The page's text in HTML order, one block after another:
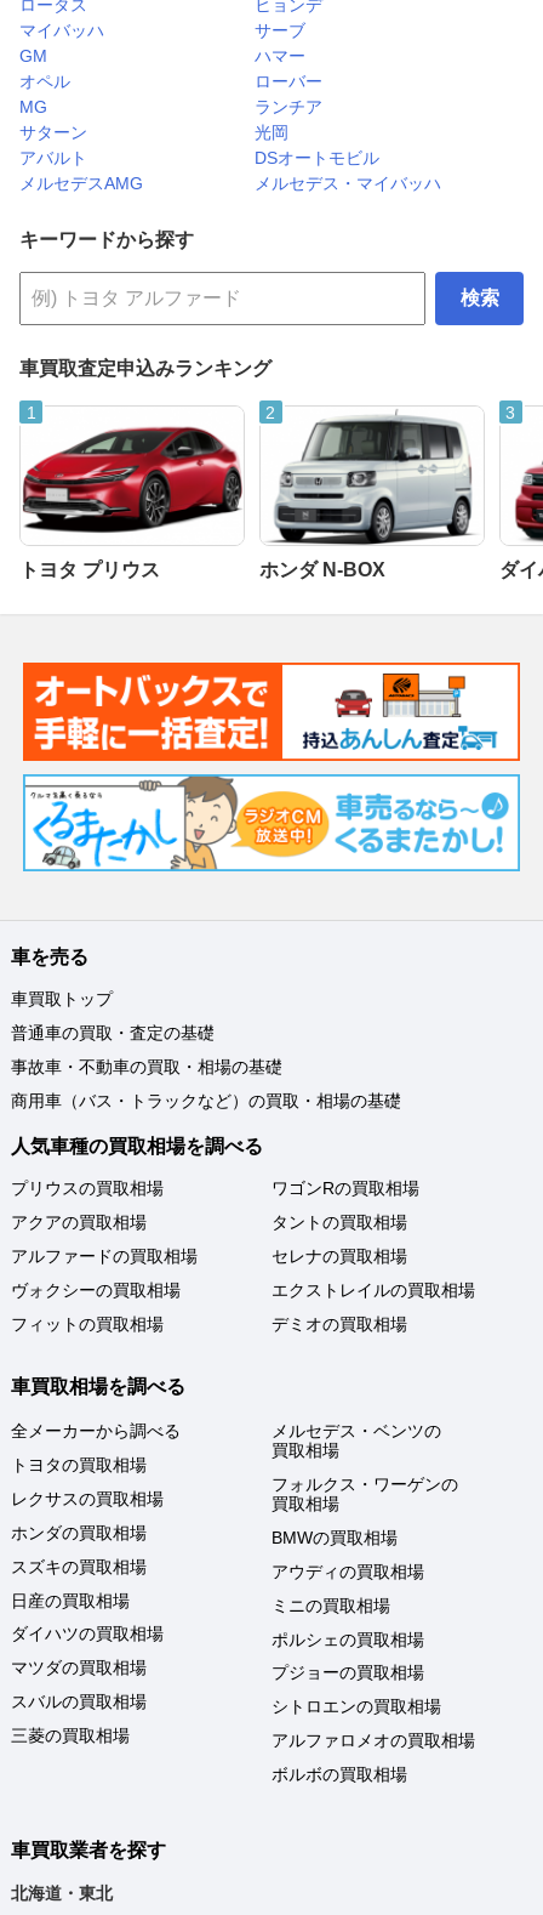
ロータス
ヒョンデ
マイバッハ
サーブ
GM
ハマー
オペル
ローバー
MG
ランチア
サターン
光岡
アバルト
DSオートモビル
メルセデスAMG
メルセデス・マイバッハ
キーワードから探す
検索
車買取査定申込みランキング
トヨタ プリウス ホンダ N-BOX ダイ
車を売る
車買取トップ
普通車の買取・査定の基礎
事故車・不動車の買取・相場の基礎
商用車（バス・トラックなど）の買取・相場の基礎
人気車種の買取相場を調べる
プリウスの買取相場
アクアの買取相場
アルファードの買取相場
ヴォクシーの買取相場
フィットの買取相場
ワゴンRの買取相場
タントの買取相場
セレナの買取相場
エクストレイルの買取相場
デミオの買取相場
車買取相場を調べる
全メーカーから調べる
トヨタの買取相場
レクサスの買取相場
ホンダの買取相場
スズキの買取相場
日産の買取相場
ダイハツの買取相場
マツダの買取相場
スバルの買取相場
三菱の買取相場
メルセデス・ベンツの
買取相場
フォルクス・ワーゲンの
買取相場
BMWの買取相場
アウディの買取相場
ミニの買取相場
ポルシェの買取相場
プジョーの買取相場
シトロエンの買取相場
アルファロメオの買取相場
ボルボの買取相場
車買取業者を探す
北海道・東北